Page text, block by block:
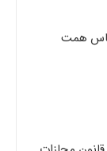
همت